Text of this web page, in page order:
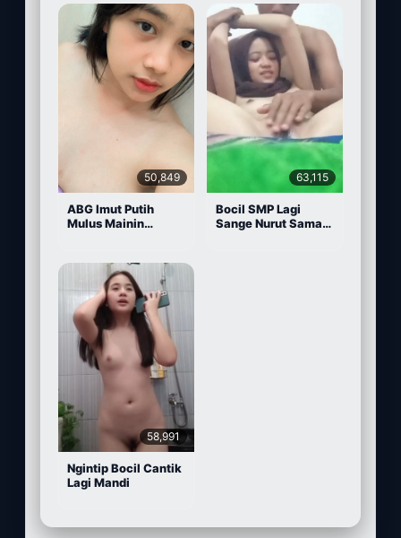
50,849
ABG Imut Putih
Mulus Mainin
63,115
Bocil SMP Lagi
Sange Nurut Sama
58,991
Ngintip Bocil Cantik
Lagi Mandi